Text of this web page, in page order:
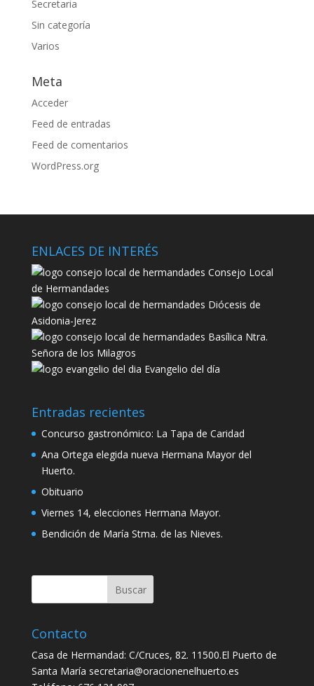
Secretaria
Sin categoría
Varios
Meta
Acceder
Feed de entradas
Feed de comentarios
WordPress.org
ENLACES DE INTERÉS
Consejo Local
de Hermandades
Diócesis de
Asidonia-Jerez
Basílica Ntra.
Señora de los Milagros
Evangelio del día
Entradas recientes
Concurso gastronómico: La Tapa de Caridad
Ana Ortega elegida nueva Hermana Mayor del
Huerto.
Obituario
Viernes 14, elecciones Hermana Mayor.
Bendición de María Stma. de las Nieves.
Contacto
Casa de Hermandad: C/Cruces, 82. 11500.El Puerto de
Santa María secretaria@oracionenelhuerto.es